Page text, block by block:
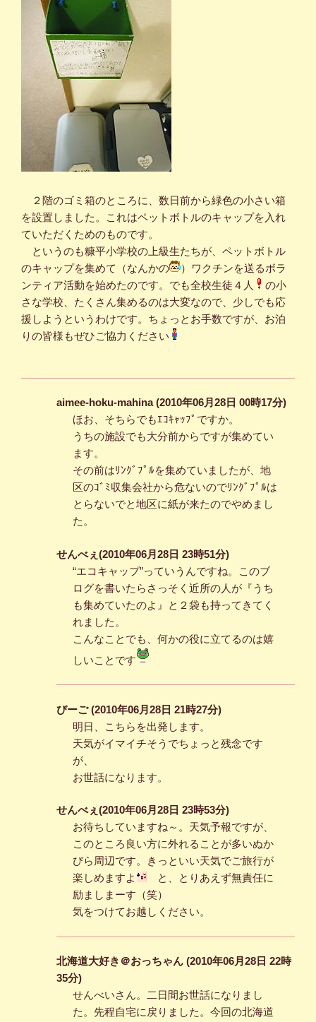
２階のゴミ箱のところに、数日前から緑色の小さい箱
を設置しました。これはペットボトルのキャップを入れ
ていただくためのものです。
というのも糠平小学校の上級生たちが、ペットボトル
のキャップを集めて（なんかの
）ワクチンを送るボラ
ンティア活動を始めたのです。でも全校生徒４人
の小
さな学校、たくさん集めるのは大変なので、少しでも応
援しようというわけです。ちょっとお手数ですが、お泊
りの皆様もぜひご協力ください
aimee-hoku-mahina (2010年06月28日 00時17分)
ほお、そちらでもｴｺｷｬｯﾌﾟですか。
うちの施設でも大分前からですが集めてい
ます。
その前はﾘﾝｸﾞﾌﾟﾙを集めていましたが、地
区のｺﾞﾐ収集会社から危ないのでﾘﾝｸﾞﾌﾟﾙは
とらないでと地区に紙が来たのでやめまし
た。
せんべぇ(2010年06月28日 23時51分)
“エコキャップ”っていうんですね。このブ
ログを書いたらさっそく近所の人が『うち
も集めていたのよ』と２袋も持ってきてく
れました。
こんなことでも、何かの役に立てるのは嬉
しいことです
びーご (2010年06月28日 21時27分)
明日、こちらを出発します。
天気がイマイチそうでちょっと残念です
が、
お世話になります。
せんべぇ(2010年06月28日 23時53分)
お待ちしていますね～。天気予報ですが、
このところ良い方に外れることが多いぬか
びら周辺です。きっといい天気でご旅行が
楽しめますよ
と、とりあえず無責任に
励ましまーす（笑）
気をつけてお越しください。
北海道大好き＠おっちゃん (2010年06月28日 22時
35分)
せんべいさん。二日間お世話になりまし
た。先程自宅に戻りました。今回の北海道